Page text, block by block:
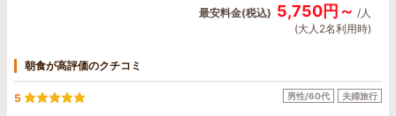
最安料金(税込) 5,750円～ /人
(大人2名利用時)
朝食が高評価のクチコミ
5
男性/60代 夫婦旅行